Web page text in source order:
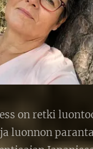
on retki
luonnon